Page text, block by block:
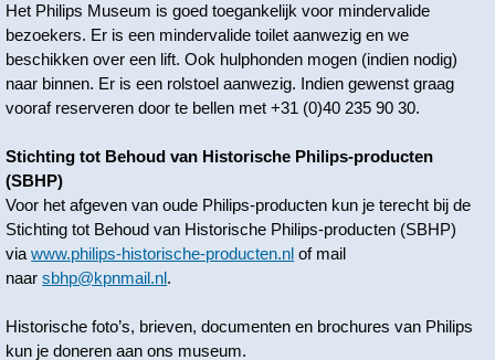
Het Philips Museum is goed toegankelijk voor mindervalide
bezoekers. Er is een mindervalide toilet aanwezig en we
beschikken over een lift. Ook hulphonden mogen (indien nodig)
naar binnen. Er is een rolstoel aanwezig. Indien gewenst graag
vooraf reserveren door te bellen met +31 (0)40 235 90 30.
Stichting tot Behoud van Historische Philips-producten
(SBHP)
Voor het afgeven van oude Philips-producten kun je terecht bij de
Stichting tot Behoud van Historische Philips-producten (SBHP)
viawww.philips-historische-producten.nl of mail
naarsbhp@kpnmail.nl.
Historische foto’s, brieven, documenten en brochures van Philips
kun je doneren aan ons museum.